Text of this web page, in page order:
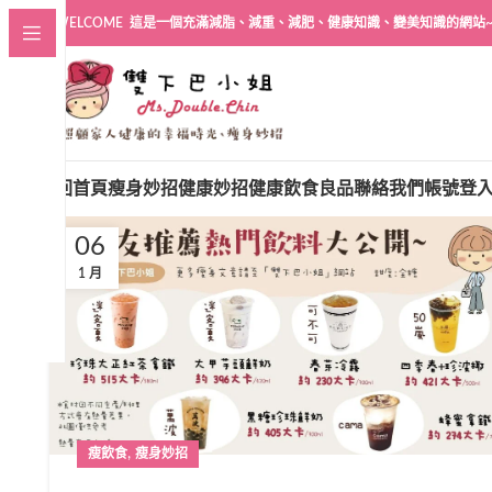
WELCOME 這是一個充滿減脂、減重、減肥、健康知識、變美知識的網站~
回首頁瘦身妙招健康妙招健康飲食良品聯絡我們帳號登
06
1 月
瘦飲食, 瘦身妙招